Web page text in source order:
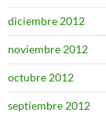
diciembre 2012
noviembre 2012
octubre 2012
septiembre 2012